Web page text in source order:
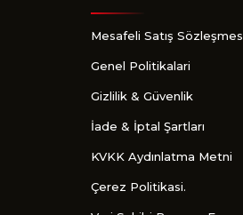
Mesafeli Satış
Genel Politikalari
Gizlilik & Güvenlik
İade & İptal Şartları
KVKK Aydınlatma Metni
Çerez Politikasi.